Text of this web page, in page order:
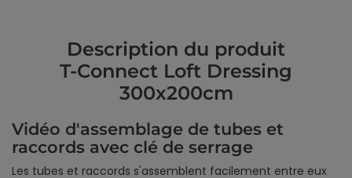
Description du produit
T-Connect Loft Dressing
300x200cm
Vidéo d'assemblage de tubes et
raccords avec clé de serrage
Les tubes et raccords s'assemblent facilement entre eux